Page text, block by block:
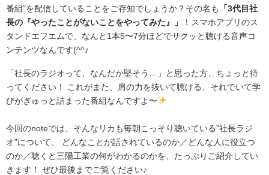
番組”を配信していることをご存知でしょうか？その名も
「3代目社
長の『やったことがないことをやってみた』」
！スマホアプリのス
タンドエフエムで、なんと1本5〜7分ほどでサクッと聴ける音声コ
ンテンツなんです(^^♪
「社長のラジオって、なんだか堅そう…」と思った方、ちょっと待
ってください！ これがまた、肩の力を抜いて聴ける、それでいて学
びがぎゅっと詰まった番組なんですよ〜
今回のnoteでは、そんなリカも毎朝こっそり聴いている”社長ラジ
オ”について、 どんなことが話されているのか／どんな人に役立つ
のか／聴くと三陽工業の何がわかるのかを、たっぷりご紹介してい
きます！ ぜひ最後までご覧ください♪